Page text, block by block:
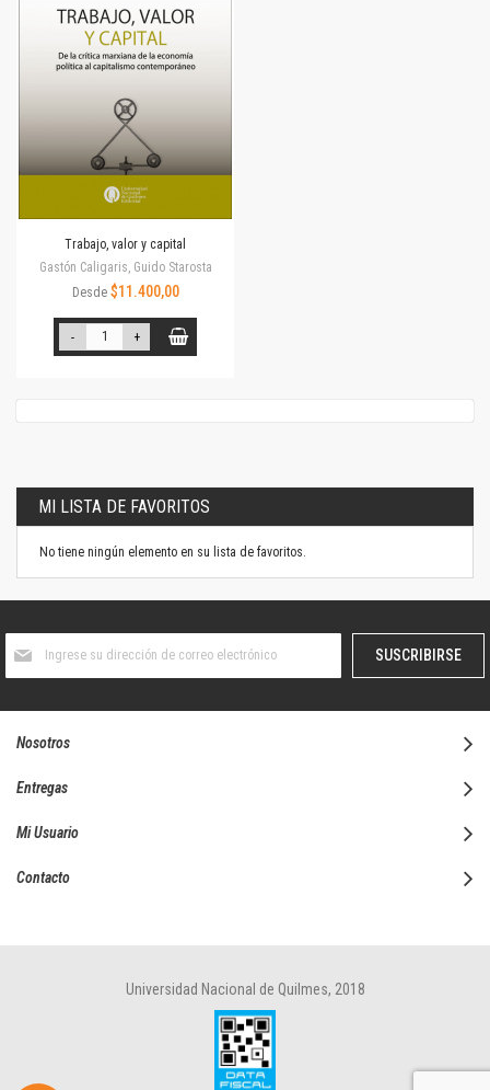
Trabajo, valor y capital
Gastón Caligaris, Guido Starosta
Desde $11.400,00
- +
MI LISTA DE FAVORITOS
No tiene ningún elemento en su lista de favoritos.
boletín
SUSCRIBIRSE
Nosotros
Entregas
Mi Usuario
Contacto
Universidad Nacional de Quilmes, 2018